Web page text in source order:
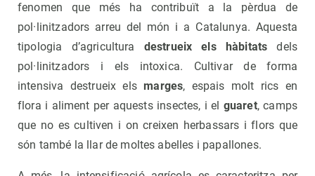
fenomen que més ha contribuït a la pèrdua de
pol·linitzadors arreu del món i a Catalunya. Aquesta
tipologia d’agricultura destrueix els hàbitats dels
pol·linitzadors i els intoxica. Cultivar de forma
intensiva destrueix elsmarges, espais molt rics en
flora i aliment per aquests insectes, i el guaret, camps
que no es cultiven i on creixen herbassars i flors que
són també la llar de moltes abelles i papallones.